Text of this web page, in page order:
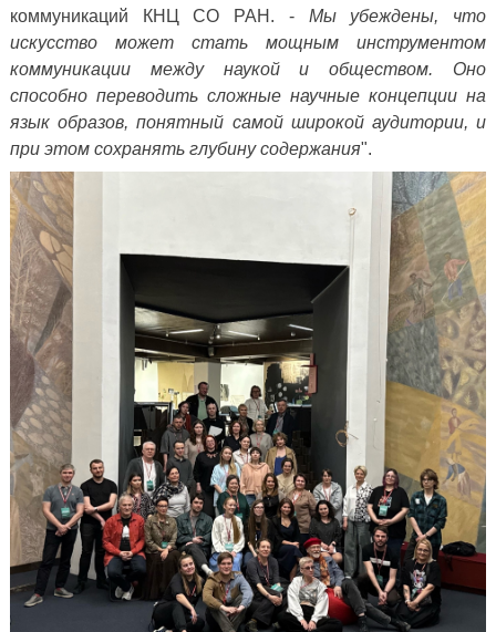
коммуникаций КНЦ СО РАН. - Мы убеждены, что
искусство может стать мощным инструментом
коммуникации между наукой и обществом. Оно
способно переводить сложные научные концепции на
язык образов, понятный самой широкой аудитории, и
при этом сохранять глубину содержания".